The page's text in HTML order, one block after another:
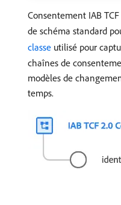
Consentement IAB
de schéma standard
classe utilisé pour
chaînes de
modèles de
temps.